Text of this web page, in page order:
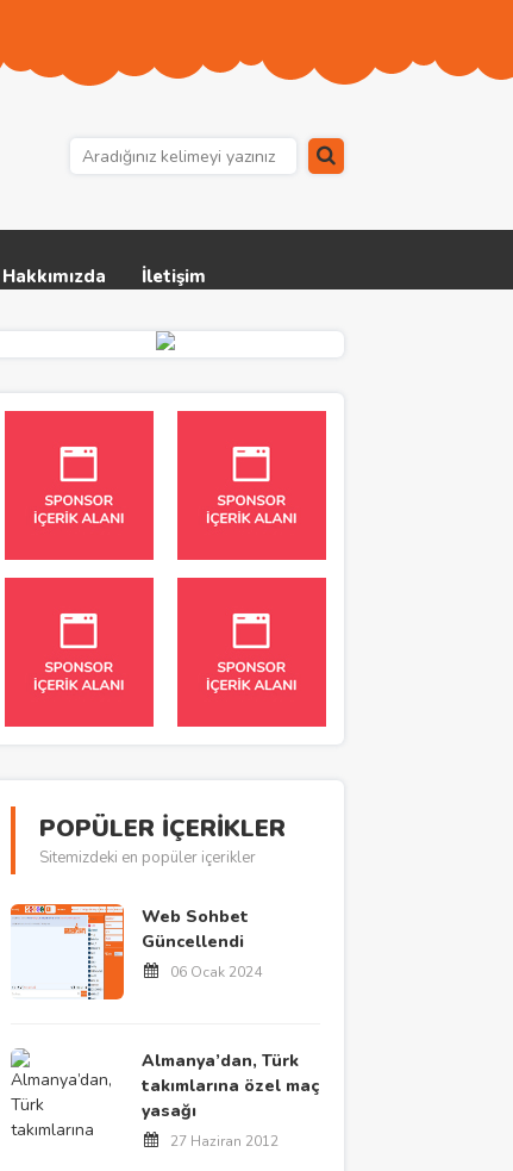
Hakkımızda İletişim
POPÜLER İÇERİKLER
Sitemizdeki en popüler içerikler
Web Sohbet
Güncellendi
06 Ocak 2024
Almanya’dan, Türk
takımlarına özel maç
yasağı
27 Haziran 2012